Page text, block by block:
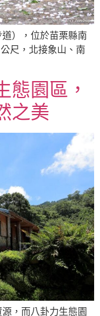
），位於苗栗縣南
尺，北接象山、南
態園區，
之美
，而八卦力生態園